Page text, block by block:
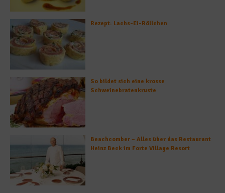
Rezept: Lachs-Ei-Röllchen
So bildet sich eine krosse
Schweinebratenkruste
Beachcomber – Alles über das Restaurant
Heinz Beck im Forte Village Resort